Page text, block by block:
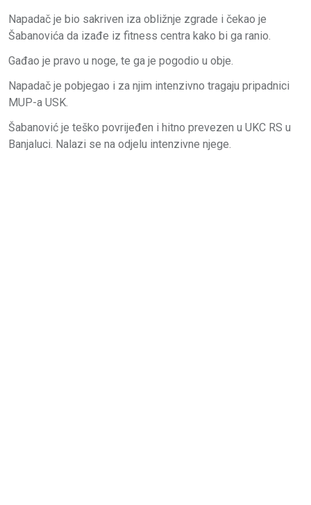
Napadač je bio sakriven iza obližnje zgrade i čekao je
Šabanovića da izađe iz fitness centra kako bi ga ranio.
Gađao je pravo u noge, te ga je pogodio u obje.
Napadač je pobjegao i za njim intenzivno tragaju pripadnici
MUP-a USK.
Šabanović je teško povrijeđen i hitno prevezen u UKC RS u
Banjaluci. Nalazi se na odjelu intenzivne njege.